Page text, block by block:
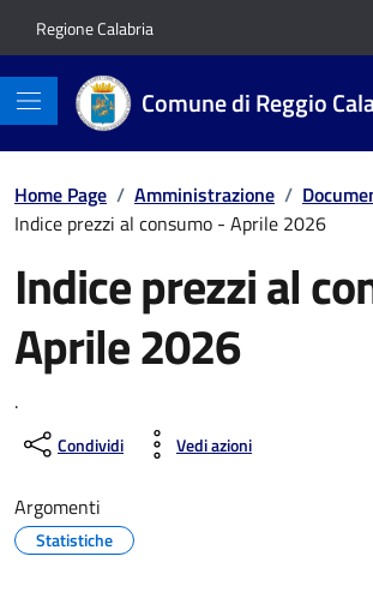
Regione Calabria
Comune di Reggio
Home Page / Amministrazione /
Indice prezzi al consumo - Aprile 2026
Indice prezzi al
Aprile 2026
.
Condividi Vedi azioni
Argomenti
Statistiche